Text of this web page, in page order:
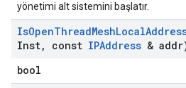
yönetimi alt sistemini başlatır.
IsOpenThreadMeshLocal
Inst, const IPAddress &
bool